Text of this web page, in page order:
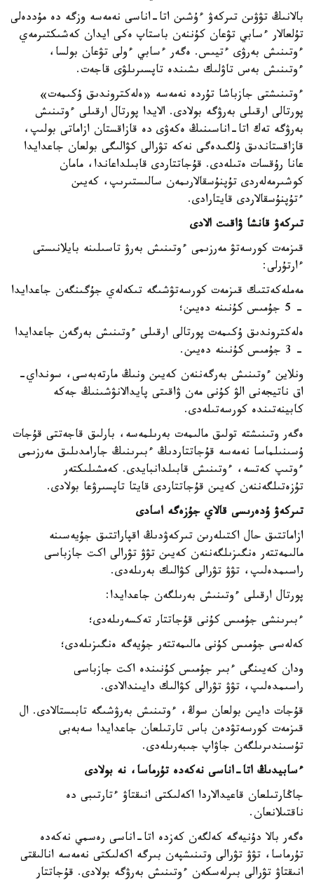
بالانىڭ تۋۋىن تىركەۋ ءۇشىن اتا-اناسى نەمەسە وزگە دە مۇددەلى
تۇلعالار ءسابي تۋعان كۇننەن باستاپ ەكى ايدان كەشىكتىرمەي
ءوتىنىش بەرۋى ءتيىس. ەگەر ءسابي ءولى تۋعان بولسا،
ءوتىنىش بەس تاۋلىك ىشىندە تاپسىرىلۋى قاجەت.
ءوتىنىشتى جازباشا تۇردە نەمەسە «ەلەكتروندىق ۇكىمەت»
پورتالى ارقىلى بەرۋگە بولادى. الايدا پورتال ارقىلى ءوتىنىش
بەرۋگە تەك اتا-اناسىنىڭ ەكەۋى دە قازاقستان ازاماتى بولىپ،
قازاقستاندىق ۇلگىدەگى نەكە تۋرالى كۋالىگى بولعان جاعدايدا
عانا رۇقسات ەتىلەدى. قۇجاتتاردى قابىلداعاندا، مامان
كوشىرمەلەردى تۇپنۇسقالارىمەن سالىستىرىپ، كەيىن
ءتۇپنۇسقالاردى قايتارادى.
تىركەۋ قانشا ۋاقىت الادى
قىزمەت كورسەتۋ مەرزىمى ءوتىنىش بەرۋ تاسىلىنە بايلانىستى
ءارتۇرلى:
مەملەكەتتىك قىزمەت كورسەتۋشىگە تىكەلەي جۇگىنگەن جاعدايدا
- 5 جۇمىس كۇنىنە دەيىن؛
ەلەكتروندىق ۇكىمەت پورتالى ارقىلى ءوتىنىش بەرگەن جاعدايدا
- 3 جۇمىس كۇنىنە دەيىن.
ونلاين ءوتىنىش بەرگەننەن كەيىن ونىڭ مارتەبەسى، سونداي-
اق ناتيجەنى الۋ كۇنى مەن ۋاقىتى پايدالانۋشىنىڭ جەكە
كابينەتىندە كورسەتىلەدى.
ەگەر وتىنىشتە تولىق مالىمەت بەرىلمەسە، بارلىق قاجەتتى قۇجات
ۇسىنىلماسا نەمەسە قۇجاتتاردىڭ ءبىرىنىڭ جارامدىلىق مەرزىمى
ءوتىپ كەتسە، ءوتىنىش قابىلدانبايدى. كەمشىلىكتەر
تۇزەتىلگەننەن كەيىن قۇجاتتاردى قايتا تاپسىرۋعا بولادى.
تىركەۋ ۇدەرىسى قالاي جۇزەگە اسادى
ازاماتتىق حال اكتىلەرىن تىركەۋدىڭ اقپاراتتىق جۇيەسىنە
مالىمەتتەر ەنگىزىلگەننەن كەيىن تۋۋ تۋرالى اكت جازباسى
راسىمدەلىپ، تۋۋ تۋرالى كۋالىك بەرىلەدى.
پورتال ارقىلى ءوتىنىش بەرىلگەن جاعدايدا:
ءبىرىنشى جۇمىس كۇنى قۇجاتتار تەكسەرىلەدى؛
كەلەسى جۇمىس كۇنى مالىمەتتەر جۇيەگە ەنگىزىلەدى؛
ودان كەيىنگى ءبىر جۇمىس كۇنىندە اكت جازباسى
راسىمدەلىپ، تۋۋ تۋرالى كۋالىك دايىندالادى.
قۇجات دايىن بولعان سوڭ، ءوتىنىش بەرۋشىگە تابىستالادى. ال
قىزمەت كورسەتۋدەن باس تارتىلعان جاعدايدا سەبەبى
تۇسىندىرىلگەن جاۋاپ جىبەرىلەدى.
ءسابيدىڭ اتا-اناسى نەكەدە تۇرماسا، نە بولادى
جاڭارتىلعان قاعيدالاردا اكەلىكتى انىقتاۋ ءتارتىبى دە
ناقتىلانعان.
ەگەر بالا دۇنيەگە كەلگەن كەزدە اتا-اناسى رەسمي نەكەدە
تۇرماسا، تۋۋ تۋرالى وتىنىشپەن بىرگە اكەلىكتى نەمەسە انالىقتى
انىقتاۋ تۋرالى بىرلەسكەن ءوتىنىش بەرۋگە بولادى. قۇجاتتار